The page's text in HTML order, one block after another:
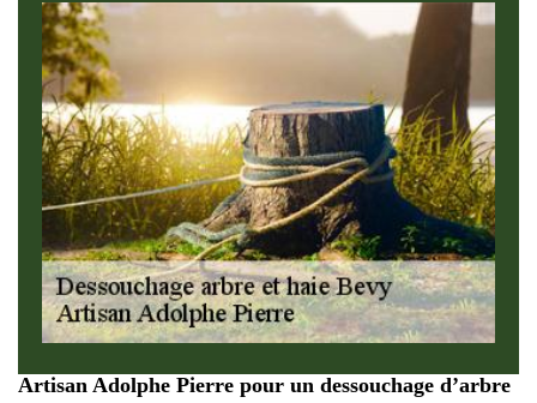
Artisan Adolphe Pierre pour un dessouchage d’arbre